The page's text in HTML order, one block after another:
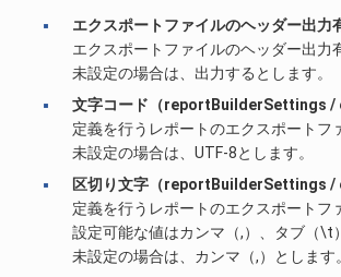
エクスポートファイルのヘッダー出
エクスポートファイルのヘッダー出
未設定の場合は、出力するとします。
文字コード（reportBuilderSettings /
定義を行うレポートのエクスポートフ
未設定の場合は、UTF-8とします。
区切り文字（reportBuilderSettings
定義を行うレポートのエクスポート
設定可能な値はカンマ（,）、タブ（\t
未設定の場合は、カンマ（,）とします。